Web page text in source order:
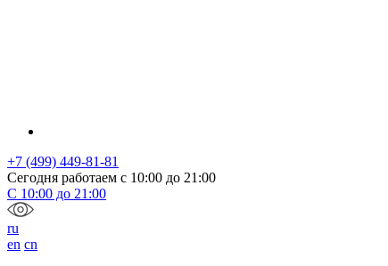
+7 (499) 449-81-81
Сегодня работаем с 10:00 до 21:00
С 10:00 до 21:00
ru
en cn